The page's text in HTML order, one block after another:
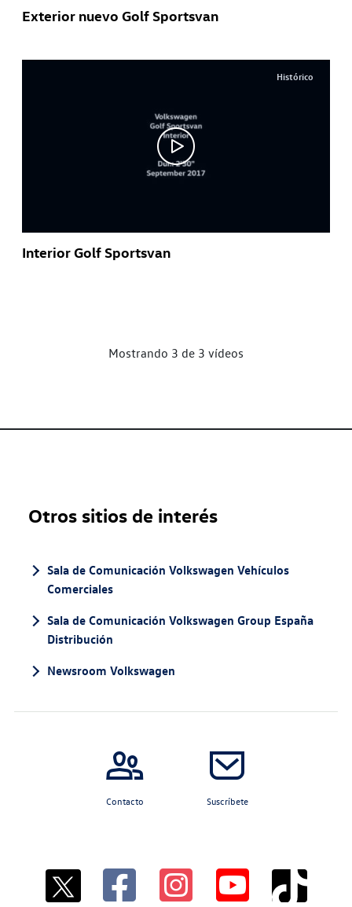
Exterior nuevo Golf Sportsvan
Interior Golf Sportsvan
Histórico
Mostrando 3 de 3 vídeos
Otros sitios de interés
Sala de Comunicación Volkswagen Vehículos
Comerciales
Sala de Comunicación Volkswagen Group España
Distribución
Newsroom Volkswagen
Contacto Suscríbete